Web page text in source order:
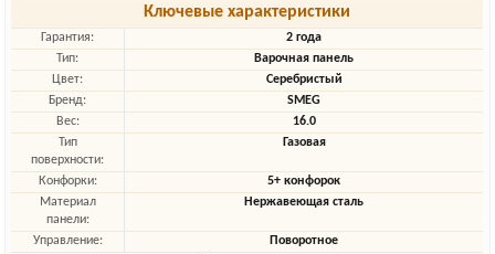
Ключевые характеристики
Гарантия:
2 года
Тип:
Варочная панель
Цвет:
Серебристый
Бренд:
SMEG
Вес:
16.0
Тип
поверхности:
Газовая
Конфорки:
5+ конфорок
Материал
панели:
Нержавеющая сталь
Управление:
Поворотное